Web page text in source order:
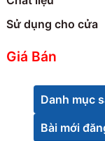
Sử dụng cho cửa
Giá Bán
Danh mục
Bài mới